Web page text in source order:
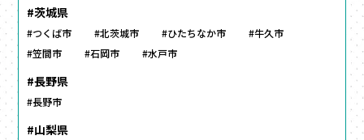
#茨城県
#つくば市 #北茨城市 #ひたちなか市
#牛久市
#笠間市
#石岡市 #水戸市
#長野県
#長野市
#山梨県